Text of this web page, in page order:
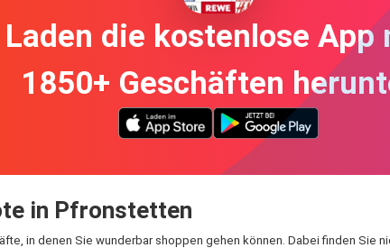
Laden die kostenlose App
1850+ Geschäften
in Pfronstetten
in denen Sie wunderbar shoppen gehen können. Dabei finden Sie